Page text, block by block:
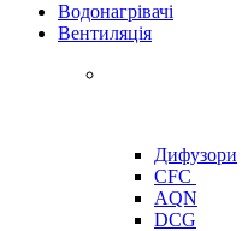
Водонагрівачі
Вентиляція
Дифузори
CFC
AQN
DCG